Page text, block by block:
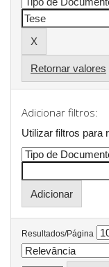
Retornar valores
Adicionar filtros:
Utilizar filtros para
Resultados/Página